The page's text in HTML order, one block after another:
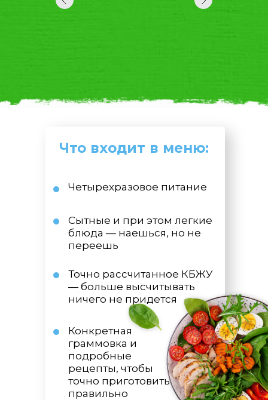
Что входит в меню:
Четырехразовое питание
Точно рассчитанное КБЖУ
— больше высчитывать
ничего не придется
Сытные и при этом легкие
блюда — наешься, но не
переешь
Конкретная
граммовка и
подробные
рецепты, чтобы
точно приготовить
правильно